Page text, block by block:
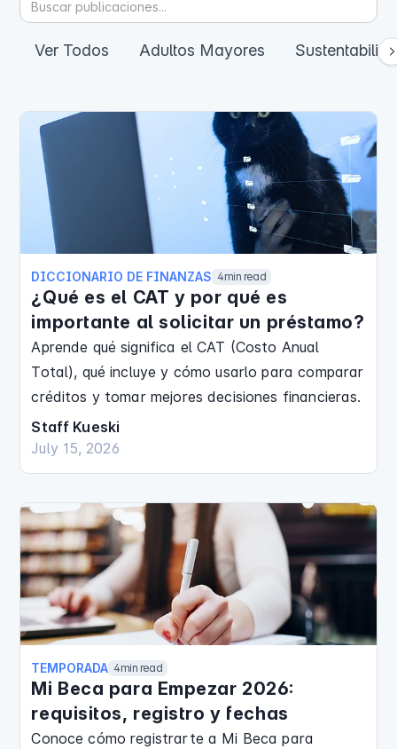
Ver Todos Adultos Mayores
DICCIONARIO DE FINANZAS 4min read
¿Qué es el CAT y por qué es
importante al solicitar un préstamo?
Aprende qué significa el CAT (Costo Anual
Total), qué incluye y cómo usarlo para comparar
créditos y tomar mejores decisiones financieras.
Staff Kueski
July 15, 2026
Finanzas Personales
TEMPORADA 4min read
Mi Beca para Empezar 2026:
requisitos, registro y fechas
Conoce cómo registrarte a Mi Beca para